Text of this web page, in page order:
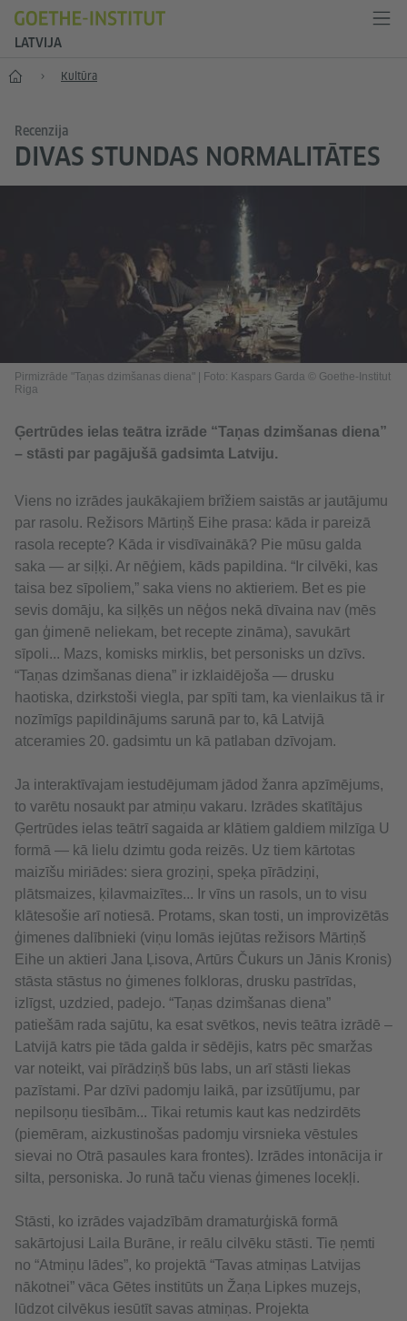
LATVIJA
Sākums Kultūra
Recenzija
DIVAS STUNDAS NORMALITĀTES
Pirmizrāde "Taņas dzimšanas diena"
Foto: Kaspars Garda © Goethe-Institut
Riga
Ģertrūdes ielas teātra izrāde “Taņas dzimšanas diena”
– stāsti par pagājušā gadsimta Latviju.
Viens no izrādes jaukākajiem brīžiem saistās ar jautājumu
par rasolu. Režisors Mārtiņš Eihe prasa: kāda ir pareizā
rasola recepte? Kāda ir visdīvainākā? Pie mūsu galda
saka — ar siļķi. Ar nēģiem, kāds papildina. “Ir cilvēki, kas
taisa bez sīpoliem,” saka viens no aktieriem. Bet es pie
sevis domāju, ka siļķēs un nēģos nekā dīvaina nav (mēs
gan ģimenē neliekam, bet recepte zināma), savukārt
sīpoli... Mazs, komisks mirklis, bet personisks un dzīvs.
“Taņas dzimšanas diena” ir izklaidējoša — drusku
haotiska, dzirkstoši viegla, par spīti tam, ka vienlaikus tā ir
nozīmīgs papildinājums sarunā par to, kā Latvijā
atceramies 20. gadsimtu un kā patlaban dzīvojam.
Ja interaktīvajam iestudējumam jādod žanra apzīmējums,
to varētu nosaukt par atmiņu vakaru. Izrādes skatītājus
Ģertrūdes ielas teātrī sagaida ar klātiem galdiem milzīga U
formā — kā lielu dzimtu goda reizēs. Uz tiem kārtotas
maizīšu miriādes: siera groziņi, speķa pīrādziņi,
plātsmaizes, ķilavmaizītes... Ir vīns un rasols, un to visu
klātesošie arī notiesā. Protams, skan tosti, un improvizētās
ģimenes dalībnieki (viņu lomās iejūtas režisors Mārtiņš
Eihe un aktieri Jana Ļisova, Artūrs Čukurs un Jānis Kronis)
stāsta stāstus no ģimenes folkloras, drusku pastrīdas,
izlīgst, uzdzied, padejo. “Taņas dzimšanas diena”
patiešām rada sajūtu, ka esat svētkos, nevis teātra izrādē –
Latvijā katrs pie tāda galda ir sēdējis, katrs pēc smaržas
var noteikt, vai pīrādziņš būs labs, un arī stāsti liekas
pazīstami. Par dzīvi padomju laikā, par izsūtījumu, par
nepilsoņu tiesībām... Tikai retumis kaut kas nedzirdēts
(piemēram, aizkustinošas padomju virsnieka vēstules
sievai no Otrā pasaules kara frontes). Izrādes intonācija ir
silta, personiska. Jo runā taču vienas ģimenes locekļi.
Stāsti, ko izrādes vajadzībām dramaturģiskā formā
sakārtojusi Laila Burāne, ir reālu cilvēku stāsti. Tie ņemti
no “Atmiņu lādes”, ko projektā “Tavas atmiņas Latvijas
nākotnei” vāca Gētes institūts un Žaņa Lipkes muzejs,
lūdzot cilvēkus iesūtīt savas atmiņas. Projekta